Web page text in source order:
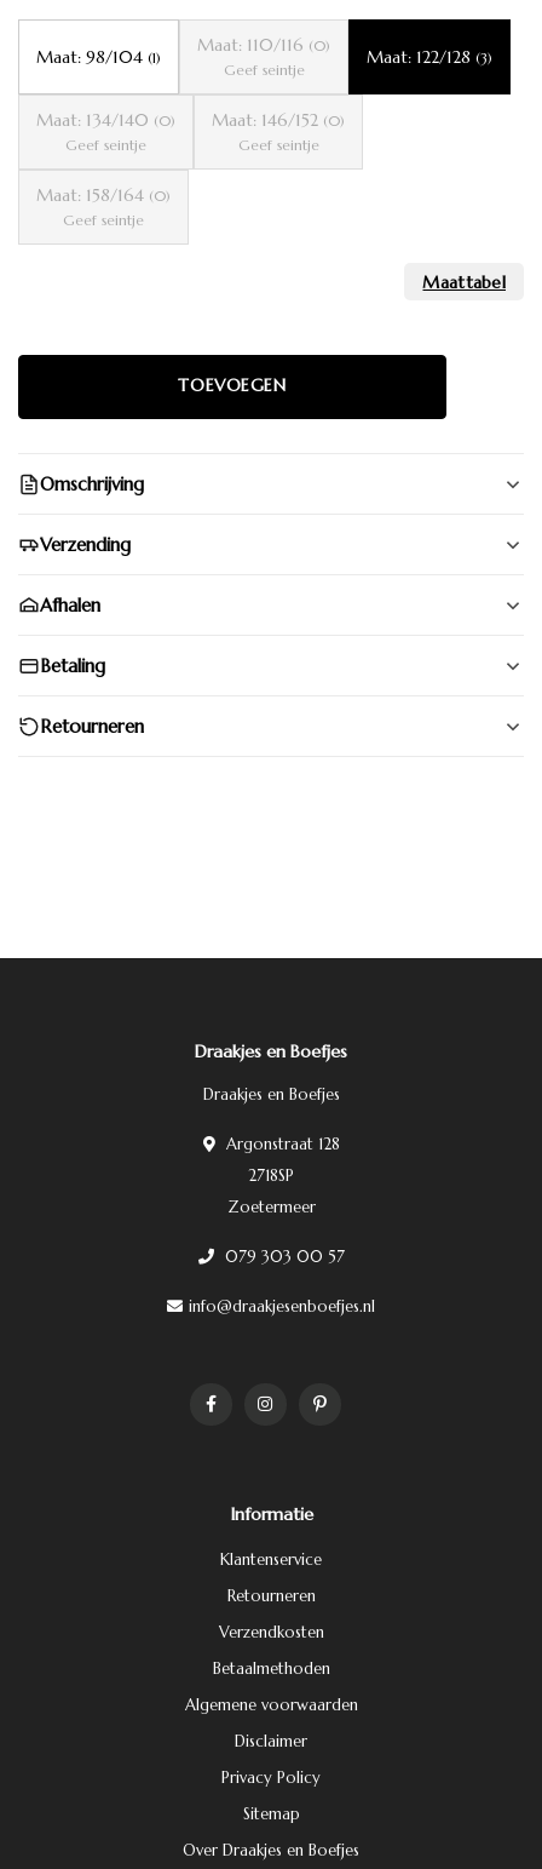
Maat: 98/104 (1)
Maat: 110/116 (0)
Geef seintje
Maat: 122/128 (3)
Maat: 134/140 (0)
Geef seintje
Maat: 146/152 (0)
Geef seintje
Maat: 158/164 (0)
Geef seintje
Omschrijving
Verzending
Afhalen
Betaling
Retourneren
Draakjes en Boefjes
Draakjes en Boefjes
Argonstraat 128
2718SP
Zoetermeer
079 303 00 57
info@draakjesenboefjes.nl
Informatie
Klantenservice
Retourneren
Verzendkosten
Betaalmethoden
Algemene voorwaarden
Disclaimer
Privacy Policy
Sitemap
Over Draakjes en Boefjes